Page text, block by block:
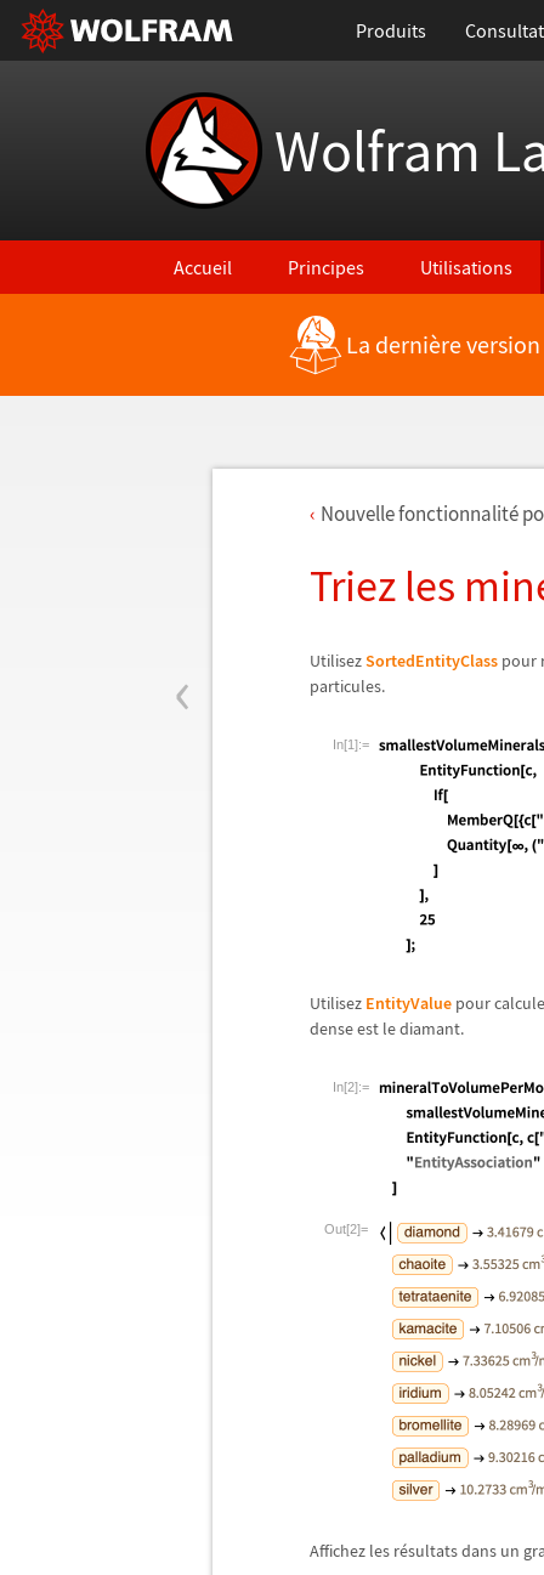
Produits
Wolfram
Accueil Principes Utilisations
La dernière
‹
Nouvelle fonctionnalité
Triez les min
UtilisezSortedEntityClass pour
particules.
In[1]:=
Utilisez EntityValue pour
dense est le diamant.
In[2]:=
Out[2]=
Affichez les résultats dans un